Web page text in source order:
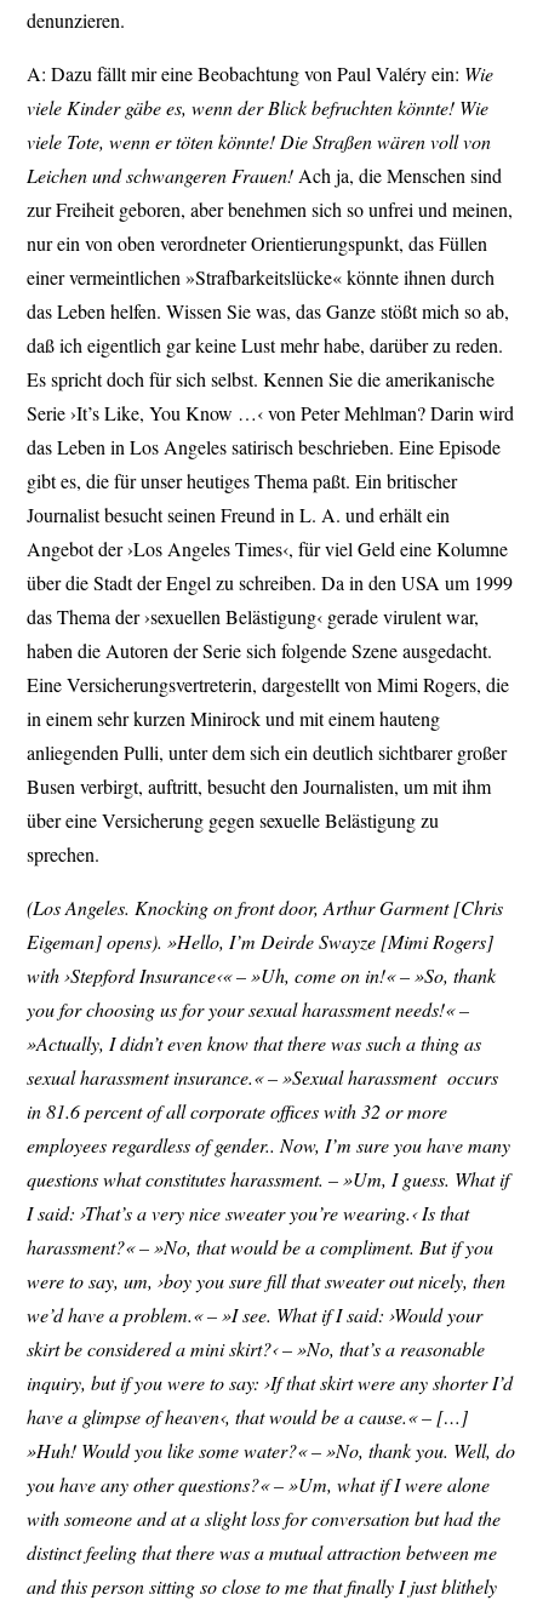
denunzieren.
A: Dazu fällt mir eine Beobachtung von Paul Valéry ein: Wie
viele Kinder gäbe es, wenn der Blick befruchten könnte! Wie
viele Tote, wenn er töten könnte! Die Straßen wären voll von
Leichen und schwangeren Frauen! Ach ja, die Menschen sind
zur Freiheit geboren, aber benehmen sich so unfrei und meinen,
nur ein von oben verordneter Orientierungspunkt, das Füllen
einer vermeintlichen »Strafbarkeitslücke« könnte ihnen durch
das Leben helfen. Wissen Sie was, das Ganze stößt mich so ab,
daß ich eigentlich gar keine Lust mehr habe, darüber zu reden.
Es spricht doch für sich selbst. Kennen Sie die amerikanische
Serie ›It’s Like, You Know …‹ von Peter Mehlman? Darin wird
das Leben in Los Angeles satirisch beschrieben. Eine Episode
gibt es, die für unser heutiges Thema paßt. Ein britischer
Journalist besucht seinen Freund in L. A. und erhält ein
Angebot der ›Los Angeles Times‹, für viel Geld eine Kolumne
über die Stadt der Engel zu schreiben. Da in den USA um 1999
das Thema der ›sexuellen Belästigung‹ gerade virulent war,
haben die Autoren der Serie sich folgende Szene ausgedacht.
Eine Versicherungsvertreterin, dargestellt von Mimi Rogers, die
in einem sehr kurzen Minirock und mit einem hauteng
anliegenden Pulli, unter dem sich ein deutlich sichtbarer großer
Busen verbirgt, auftritt, besucht den Journalisten, um mit ihm
über eine Versicherung gegen sexuelle Belästigung zu
sprechen.
(Los Angeles. Knocking on front door, Arthur Garment[Chris
Eigeman] opens). »Hello, I’m Deirde Swayze [Mimi Rogers]
with ›Stepford Insurance‹« – »Uh, come on in!« – »So, thank
you for choosing us for your sexual harassment needs!« –
»Actually, I didn’t even know that there was such a thing as
sexual harassment insurance.« – »Sexual harassment occurs
in 81.6 percent of all corporate offices with 32 or more
employees regardless of gender.. Now, I’m sure you have many
questions what constitutes harassment. – »Um, I guess. What if
I said: ›That’s a very nice sweater you’re wearing.‹ Is that
harassment?« – »No, that would be a compliment. But if you
were to say, um, ›boy you sure fill that sweater out nicely, then
we’d have a problem.« – »I see. What if I said: ›Would your
skirt be considered a mini skirt?‹ – »No, that’s a reasonable
inquiry, but if you were to say: ›If that skirt were any shorter I’d
have a glimpse of heaven‹, that would be a cause.« – […]
»Huh! Would you like some water?« – »No, thank you. Well, do
you have any other questions?« – »Um, what if I were alone
with someone and at a slight loss for conversation but had the
distinct feeling that there was a mutual attraction between me
and this person sitting so close to me that finally I just blithely